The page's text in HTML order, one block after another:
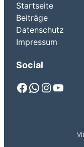
Startseite
Beiträge
Datenschutz
Impressum
Social
Facebook WhatsApp Instagram YouTube